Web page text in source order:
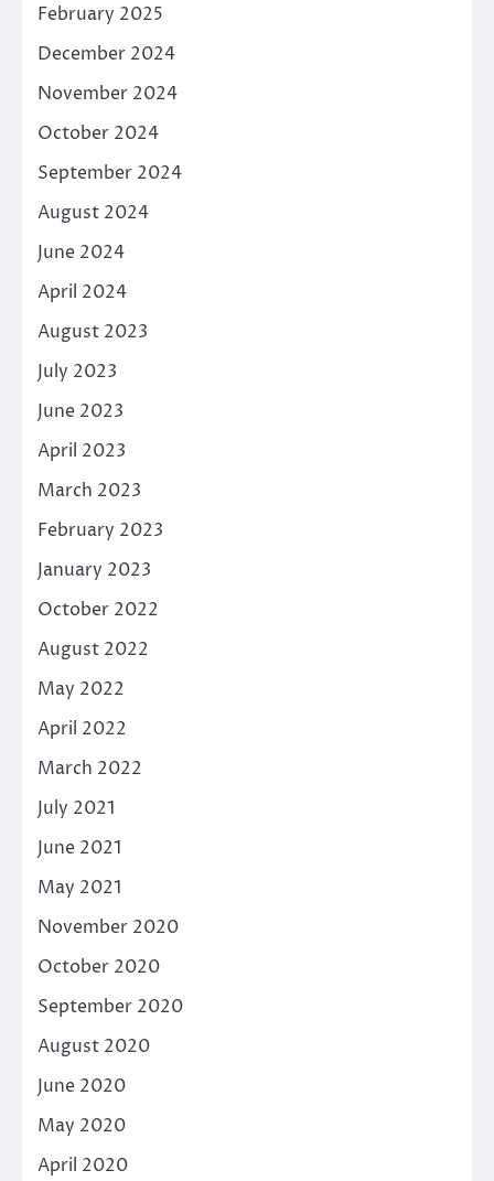
February 2025
December 2024
November 2024
October 2024
September 2024
August 2024
June 2024
April 2024
August 2023
July 2023
June 2023
April 2023
March 2023
February 2023
January 2023
October 2022
August 2022
May 2022
April 2022
March 2022
July 2021
June 2021
May 2021
November 2020
October 2020
September 2020
August 2020
June 2020
May 2020
April 2020